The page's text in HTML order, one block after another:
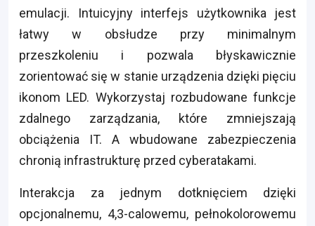
emulacji. Intuicyjny interfejs użytkownika jest
łatwy w obsłudze przy minimalnym
przeszkoleniu i pozwala błyskawicznie
zorientować się w stanie urządzenia dzięki pięciu
ikonom LED. Wykorzystaj rozbudowane funkcje
zdalnego zarządzania, które zmniejszają
obciążenia IT. A wbudowane zabezpieczenia
chronią infrastrukturę przed cyberatakami.
Interakcja za jednym dotknięciem dzięki
opcjonalnemu, 4,3-calowemu, pełnokolorowemu